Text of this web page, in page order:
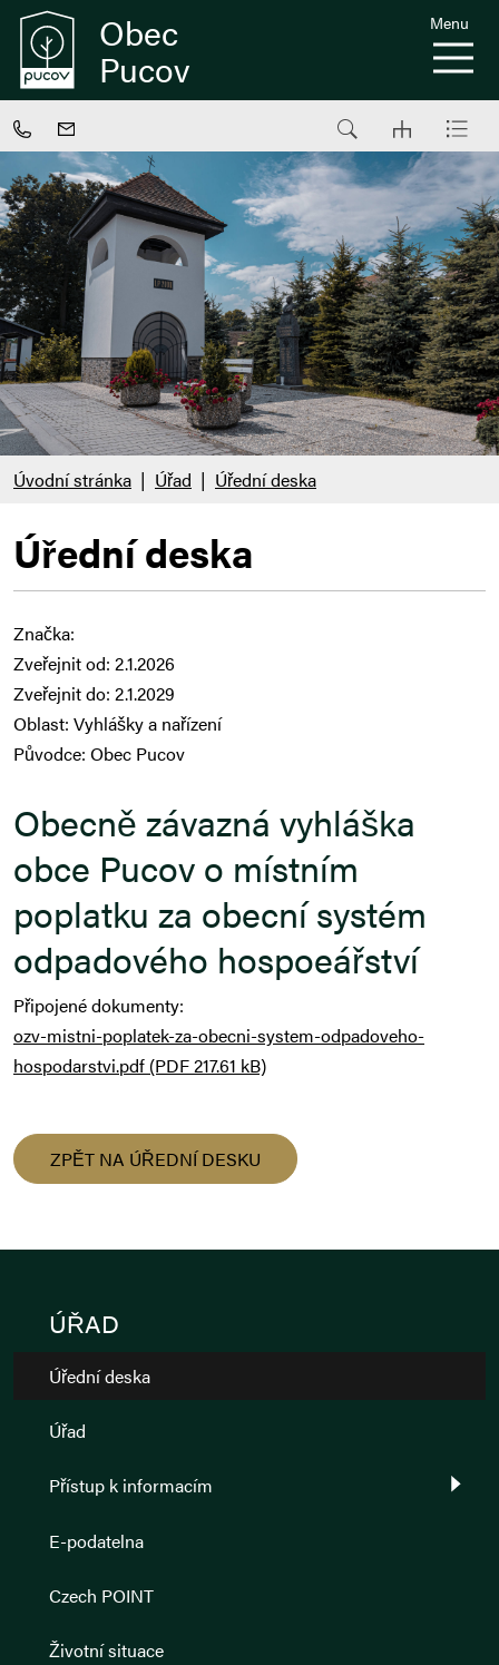
Obec
Pucov
Menu
Úvodní stránka Úřad Úřední deska
Úřední deska
Značka:
Zveřejnit od: 2.1.2026
Zveřejnit do: 2.1.2029
Oblast: Vyhlášky a nařízení
Původce: Obec Pucov
Obecně závazná vyhláška
obce Pucov o místním
poplatku za obecní systém
odpadového hospoeářství
Připojené dokumenty:
ozv-mistni-poplatek-za-obecni-system-odpadoveho-
hospodarstvi.pdf (PDF 217.61 kB)
ZPĚT NA ÚŘEDNÍ DESKU
ÚŘAD
Úřední deska
Úřad
Přístup k informacím
E-podatelna
Czech POINT
Životní situace